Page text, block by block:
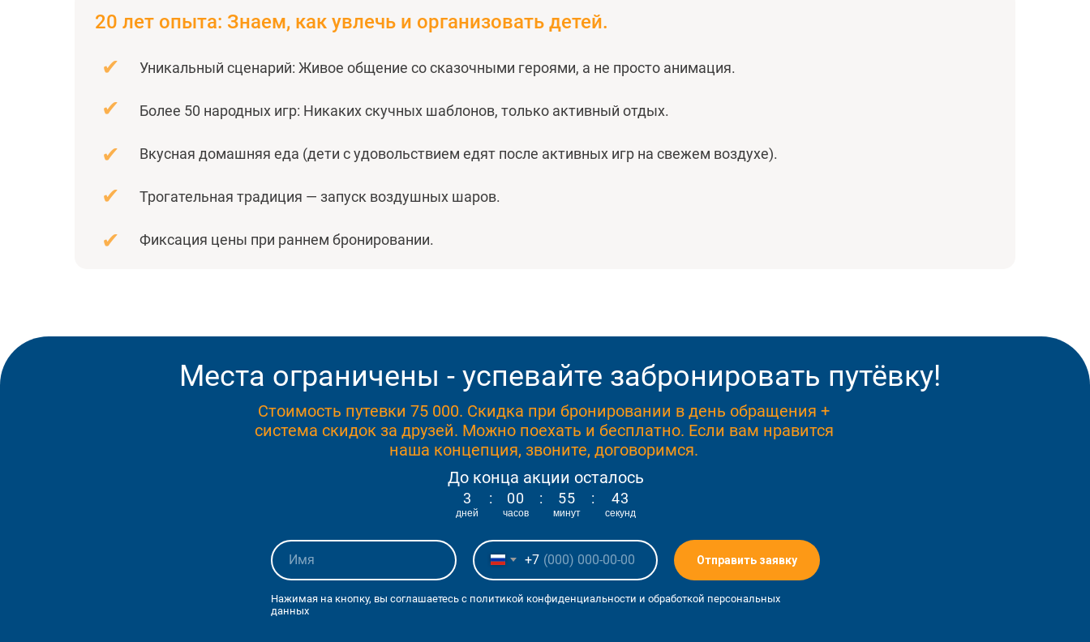
Уникальный сценарий: Живое общение со сказочными героями, а не просто анимация.
20 лет опыта: Знаем, как увлечь и организовать детей.
Более 50 народных игр: Никаких скучных шаблонов, только активный отдых.
Вкусная домашняя еда (дети с удовольствием едят после активных игр на свежем воздухе).
✔
Трогательная традиция — запуск воздушных шаров.
✔
Фиксация цены при раннем бронировании.
✔
✔
✔
Стоимость путевки 75 000. Скидка при бронировании в день обращения +
система скидок за друзей. Можно поехать и бесплатно. Если вам нравится
наша концепция, звоните, договоримся.
Места ограничены - успевайте забронировать путёвку!
+7 Отправить заявку
Нажимая на кнопку, вы соглашаетесь с политикой конфиденциальности и обработкой персональных
данных
3
дней
: 00
часов
: 55
минут
: 4
2
1
секунд
До конца акции осталось